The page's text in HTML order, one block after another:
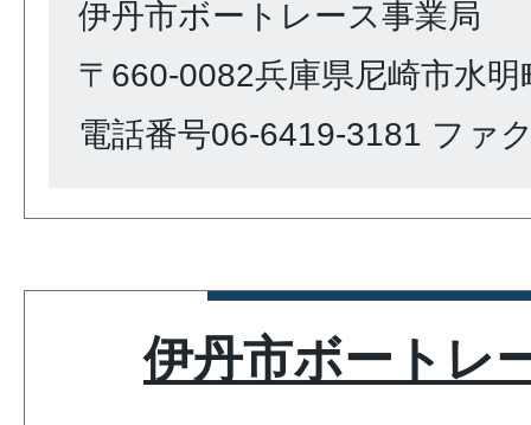
伊丹市ボートレース事業局
〒660-0082兵庫県尼崎市水明
電話番号06-6419-3181 ファ
伊丹市ボートレ